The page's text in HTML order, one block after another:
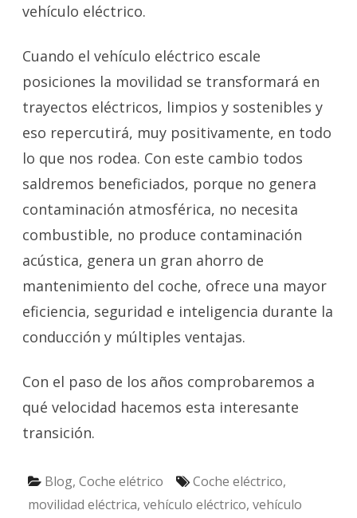
vehículo eléctrico.
Cuando el vehículo eléctrico escale
posiciones la movilidad se transformará en
trayectos eléctricos, limpios y sostenibles y
eso repercutirá, muy positivamente, en todo
lo que nos rodea. Con este cambio todos
saldremos beneficiados, porque no genera
contaminación atmosférica, no necesita
combustible, no produce contaminación
acústica, genera un gran ahorro de
mantenimiento del coche, ofrece una mayor
eficiencia, seguridad e inteligencia durante la
conducción y múltiples ventajas.
Con el paso de los años comprobaremos a
qué velocidad hacemos esta interesante
transición.
Blog, Coche elétrico Coche eléctrico,
movilidad eléctrica, vehículo eléctrico, vehículo